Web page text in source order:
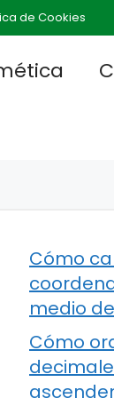
de Cookies
Cómo
medio
Cómo